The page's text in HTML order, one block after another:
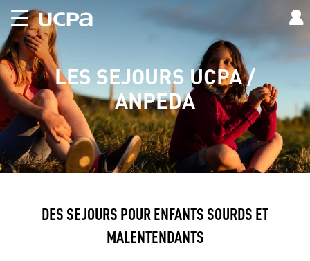
LES SEJOURS UCPA /
ANPEDA
DES SEJOURS POUR ENFANTS SOURDS ET
MALENTENDANTS